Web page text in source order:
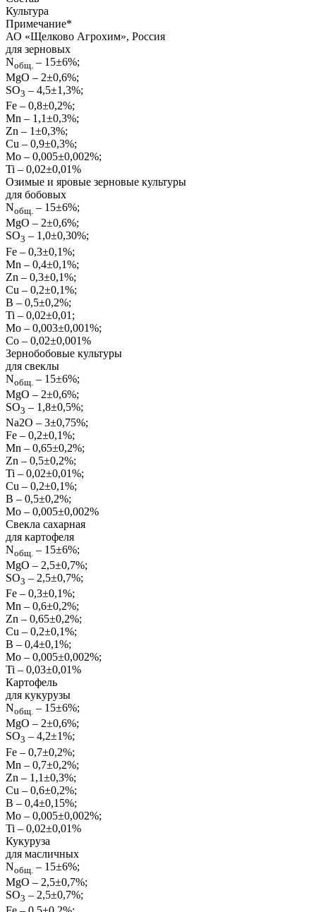
Культура
Примечание*
АО «Щелково Агрохим», Россия
для зерновых
Nобщ. – 15±6%;
MgO – 2±0,6%;
SO3 – 4,5±1,3%;
Fe – 0,8±0,2%;
Mn – 1,1±0,3%;
Zn – 1±0,3%;
Cu – 0,9±0,3%;
Mo – 0,005±0,002%;
Ti – 0,02±0,01%
Озимые и яровые зерновые культуры
для бобовых
Nобщ. – 15±6%;
MgO – 2±0,6%;
SO3 – 1,0±0,30%;
Fe – 0,3±0,1%;
Mn – 0,4±0,1%;
Zn – 0,3±0,1%;
Cu – 0,2±0,1%;
B – 0,5±0,2%;
Ti – 0,02±0,01;
Mo – 0,003±0,001%;
Co – 0,02±0,001%
Зернобобовые культуры
для свеклы
Nобщ. – 15±6%;
MgO – 2±0,6%;
SO3 – 1,8±0,5%;
Na2O – 3±0,75%;
Fe – 0,2±0,1%;
Mn – 0,65±0,2%;
Zn – 0,5±0,2%;
Ti – 0,02±0,01%;
Cu – 0,2±0,1%;
B – 0,5±0,2%;
Mo – 0,005±0,002%
Свекла сахарная
для картофеля
Nобщ. – 15±6%;
MgO – 2,5±0,7%;
SO3 – 2,5±0,7%;
Fe – 0,3±0,1%;
Mn – 0,6±0,2%;
Zn – 0,65±0,2%;
Cu – 0,2±0,1%;
B – 0,4±0,1%;
Mo – 0,005±0,002%;
Ti – 0,03±0,01%
Картофель
для кукурузы
Nобщ. – 15±6%;
MgO – 2±0,6%;
SO3 – 4,2±1%;
Fe – 0,7±0,2%;
Mn – 0,7±0,2%;
Zn – 1,1±0,3%;
Cu – 0,6±0,2%;
В – 0,4±0,15%;
Mo – 0,005±0,002%;
Ti – 0,02±0,01%
Кукуруза
для масличных
Nобщ. – 15±6%;
MgO – 2,5±0,7%;
SO3 – 2,5±0,7%;